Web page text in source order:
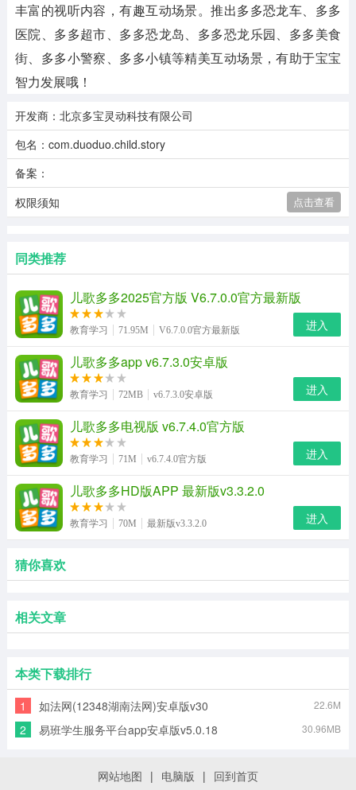
丰富的视听内容，有趣互动场景。推出多多恐龙车、多多
医院、多多超市、多多恐龙岛、多多恐龙乐园、多多美食
街、多多小警察、多多小镇等精美互动场景，有助于宝宝
智力发展哦！
开发商：北京多宝灵动科技有限公司
包名：com.duoduo.child.story
备案：
权限须知
点击查看
同类推荐
儿歌多多2025官方版 V6.7.0.0官方最新版
教育学习 71.95M V6.7.0.0官方最新版 进入
儿歌多多app v6.7.3.0安卓版
教育学习 72MB v6.7.3.0安卓版 进入
儿歌多多电视版 v6.7.4.0官方版
教育学习 71M v6.7.4.0官方版 进入
儿歌多多HD版APP 最新版v3.3.2.0
教育学习 70M 最新版v3.3.2.0 进入
猜你喜欢
相关文章
本类下载排行
1 如法网(12348湖南法网)安卓版v30 22.6M
2 易班学生服务平台app安卓版v5.0.18 30.96MB
网站地图 | 电脑版 | 回到首页